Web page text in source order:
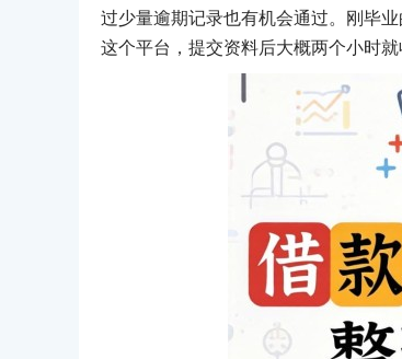
过少量逾期记录也有机会通过。刚毕
这个平台，提交资料后大概两个小时